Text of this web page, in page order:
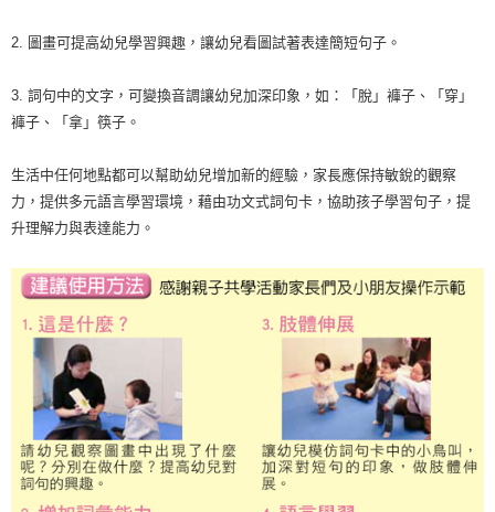
2. 圖畫可提高幼兒學習興趣，讓幼兒看圖試著表達簡短句子。
3. 詞句中的文字，可變換音調讓幼兒加深印象，如：「脫」褲子、「穿」
褲子、「拿」筷子。
生活中任何地點都可以幫助幼兒增加新的經驗，家長應保持敏銳的觀察
力，提供多元語言學習環境，藉由功文式詞句卡，協助孩子學習句子，提
升理解力與表達能力。